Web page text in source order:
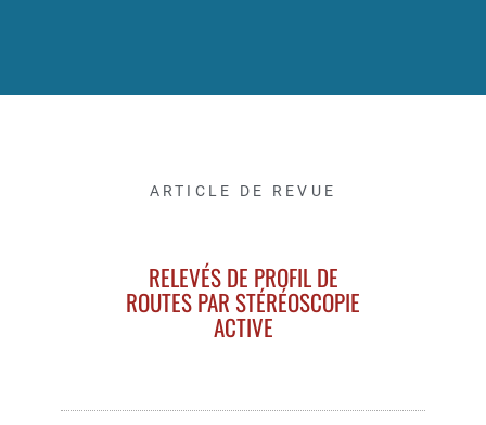
ARTICLE DE REVUE
RELEVÉS DE PROFIL DE
ROUTES PAR STÉRÉOSCOPIE
ACTIVE